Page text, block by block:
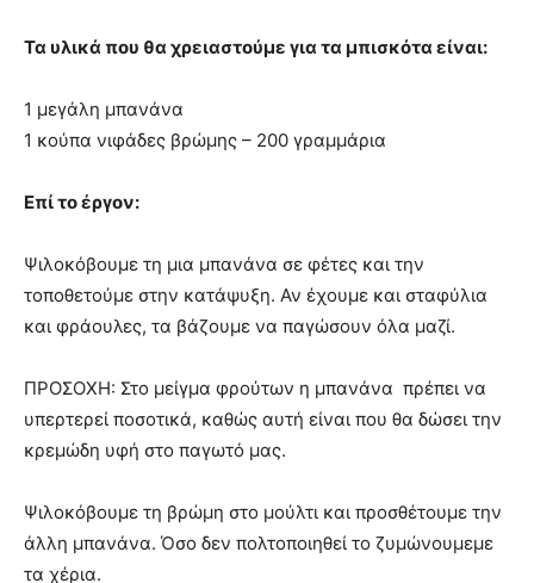
Τα υλικά που θα χρειαστούμε για τα μπισκότα είναι:
1 μεγάλη μπανάνα
1 κούπα νιφάδες βρώμης – 200 γραμμάρια
Επί το έργον:
Ψιλοκόβουμε τη μια μπανάνα σε φέτες και την
τοποθετούμε στην κατάψυξη. Αν έχουμε και σταφύλια
και φράουλες, τα βάζουμε να παγώσουν όλα μαζί.
ΠΡΟΣΟΧΗ: Στο μείγμα φρούτων η μπανάνα πρέπει να
υπερτερεί ποσοτικά, καθώς αυτή είναι που θα δώσει την
κρεμώδη υφή στο παγωτό μας.
Ψιλοκόβουμε τη βρώμη στο μούλτι και προσθέτουμε την
άλλη μπανάνα. Όσο δεν πολτοποιηθεί το ζυμώνουμεμε
τα χέρια.